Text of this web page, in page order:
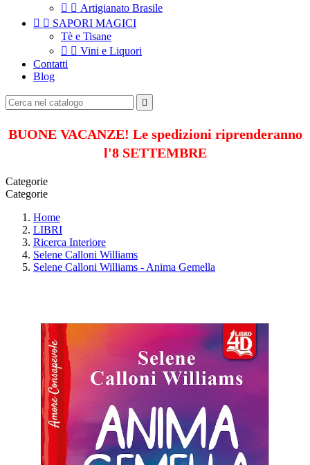
  Artigianato Brasile
  SAPORI MAGICI
Tè e Tisane
  Vini e Liquori
Contatti
Blog

BUONE VACANZE! Le spedizioni riprenderanno
l'8 SETTEMBRE
Categorie
Categorie
Home
LIBRI
Ricerca Interiore
Selene Calloni Williams
Selene Calloni Williams - Anima Gemella